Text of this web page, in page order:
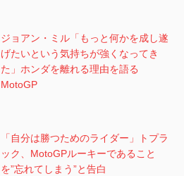
ジョアン・ミル「もっと何かを成し遂
げたいという気持ちが強くなってき
た」ホンダを離れる理由を語る
MotoGP
「自分は勝つためのライダー」トプラ
ック、MotoGPルーキーであること
を”忘れてしまう”と告白